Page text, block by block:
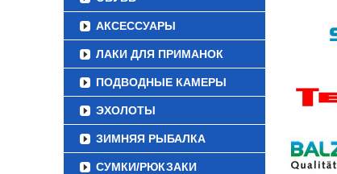
АКСЕССУАРЫ
ЛАКИ ДЛЯ ПРИМАНОК
ПОДВОДНЫЕ КАМЕРЫ
ЭХОЛОТЫ
ЗИМНЯЯ РЫБАЛКА
СУМКИ/РЮКЗАКИ